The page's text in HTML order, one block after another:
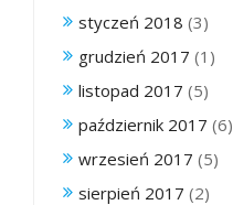
styczeń 2018 (3)
grudzień 2017 (1)
listopad 2017 (5)
październik 2017 (6)
wrzesień 2017 (5)
sierpień 2017 (2)